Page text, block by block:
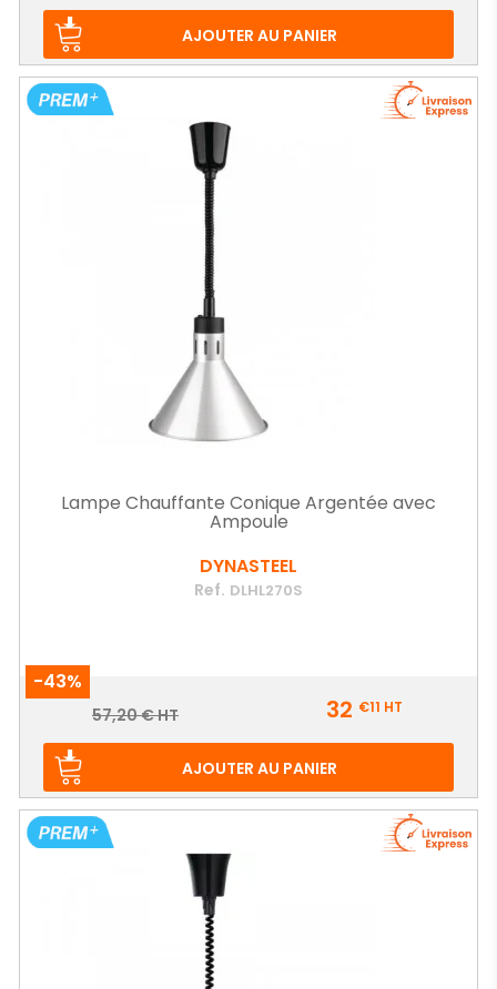
AJOUTER AU PANIER
Lampe Chauffante Conique Argentée avec
Ampoule
DYNASTEEL
Ref. DLHL270S
-43%
Prix
Prix
57,20 € HT 32 €11 HT
AJOUTER AU PANIER